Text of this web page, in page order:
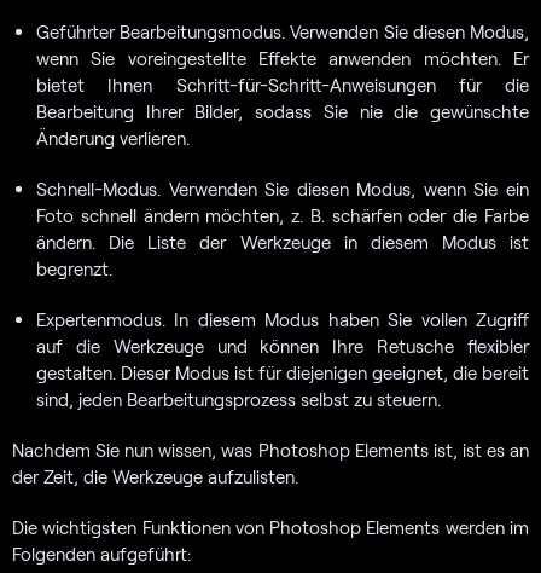
Geführter Bearbeitungsmodus. Verwenden Sie diesen Modus,
wenn Sie voreingestellte Effekte anwenden möchten. Er
bietet Ihnen Schritt-für-Schritt-Anweisungen für die
Bearbeitung Ihrer Bilder, sodass Sie nie die gewünschte
Änderung verlieren.
Schnell-Modus. Verwenden Sie diesen Modus, wenn Sie ein
Foto schnell ändern möchten, z. B. schärfen oder die Farbe
ändern. Die Liste der Werkzeuge in diesem Modus ist
begrenzt.
Expertenmodus. In diesem Modus haben Sie vollen Zugriff
auf die Werkzeuge und können Ihre Retusche flexibler
gestalten. Dieser Modus ist für diejenigen geeignet, die bereit
sind, jeden Bearbeitungsprozess selbst zu steuern.
Nachdem Sie nun wissen, was Photoshop Elements ist, ist es an
der Zeit, die Werkzeuge aufzulisten.
Die wichtigsten Funktionen von Photoshop Elements werden im
Folgenden aufgeführt: